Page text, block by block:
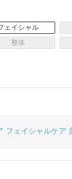
ェイシャル
整体
フェイシャルケア